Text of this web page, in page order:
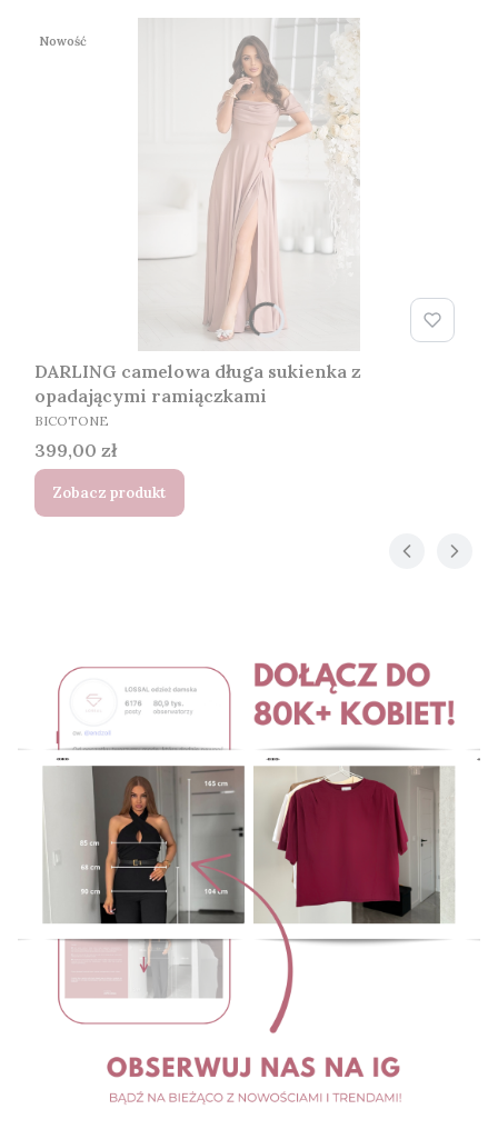
Nowość
DARLING camelowa długa sukienka z
opadającymi ramiączkami
PRODUCENT
BICOTONE
Cena
399,00 zł
Zobacz produkt